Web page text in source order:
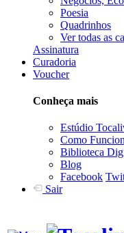
Poesia
Quadrinhos
Ver todas as
Assinatura
Curadoria
Voucher
Conheça mais
Estúdio
Como
Biblioteca
Blog
Facebook
Sair